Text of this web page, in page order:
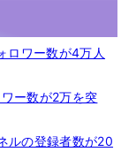
ワー数が4万人
ー数が2万を突
ルの登録者数が20